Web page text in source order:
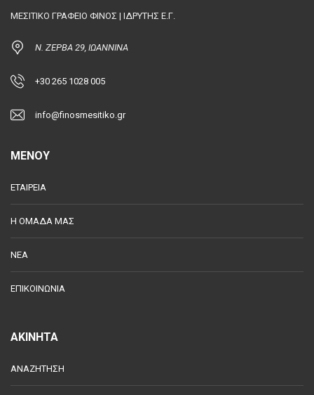
ΜΕΣΙΤΙΚΟ ΓΡΑΦΕΙΟ ΦΙΝΟΣ | ΙΔΡΥΤΗΣ Ε.Γ.
Ν. ΖΕΡΒΑ 29, ΙΩΑΝΝΙΝΑ
+30 265 1028 005
info@finosmesitiko.gr
MENOY
ΕΤΑΙΡΕΙΑ
Η ΟΜΑΔΑ ΜΑΣ
ΝΕΑ
ΕΠΙΚΟΙΝΩΝΙΑ
ΑΚΙΝΗΤΑ
ΑΝΑΖΗΤΗΣΗ